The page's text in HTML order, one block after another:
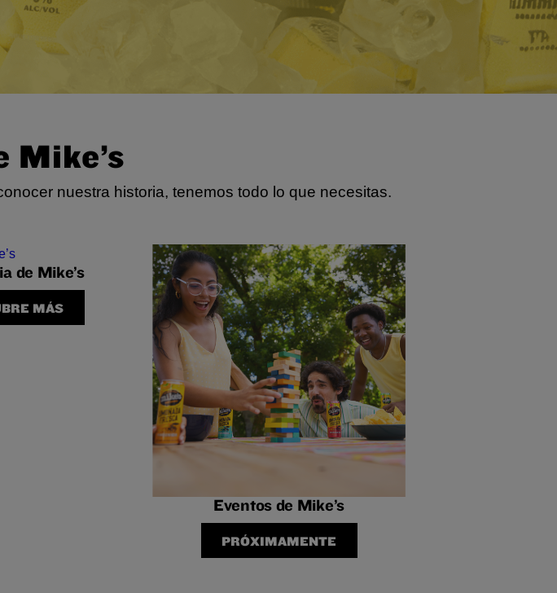
Mike’s
nuestra historia, tenemos todo lo que necesitas.
de Mike’s
MÁS
Eventos de Mike’s
PRÓXIMAMENTE